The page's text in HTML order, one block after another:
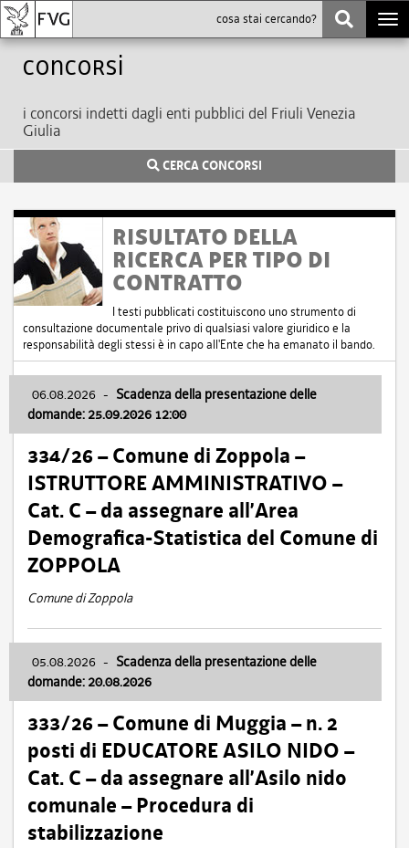
Concorsi
i concorsi indetti dagli enti pubblici del Friuli Venezia
Giulia
CERCA CONCORSI
RISULTATO DELLA
RICERCA PER TIPO DI
CONTRATTO
I testi pubblicati costituiscono uno strumento di
consultazione documentale privo di qualsiasi valore giuridico e la
responsabilità degli stessi è in capo all'Ente che ha emanato il bando.
06.08.2026 - Scadenza della presentazione delle
domande: 25.09.2026 12:00
334/26 – Comune di Zoppola –
ISTRUTTORE AMMINISTRATIVO –
Cat. C – da assegnare all’Area
Demografica-Statistica del Comune di
ZOPPOLA
Comune di Zoppola
05.08.2026 - Scadenza della presentazione delle
domande: 20.08.2026
333/26 – Comune di Muggia – n. 2
posti di EDUCATORE ASILO NIDO –
Cat. C – da assegnare all’Asilo nido
comunale – Procedura di
stabilizzazione